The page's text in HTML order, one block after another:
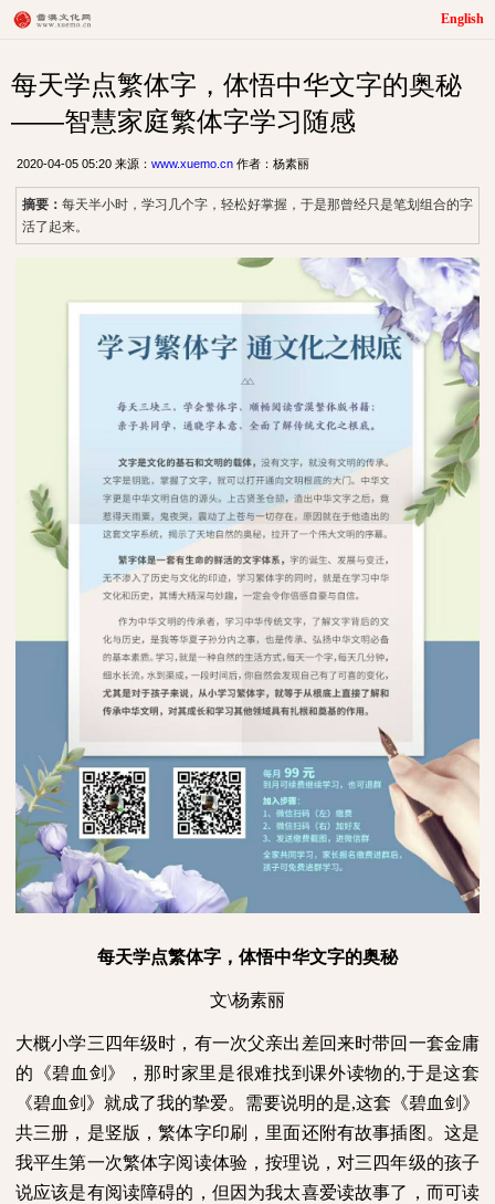
English
每天学点繁体字，体悟中华文字的奥秘
——智慧家庭繁体字学习随感
2020-04-05 05:20 来源： www.xuemo.cn 作者：杨素丽
摘要： 每天半小时，学习几个字，轻松好掌握，于是那曾经只是笔划组合的字
活了起来。
每天学点繁体字，体悟中华文字的奥秘
文\杨素丽
大概小学三四年级时，有一次父亲出差回来时带回一套金庸
的《碧血剑》，那时家里是很难找到课外读物的,于是这套
《碧血剑》就成了我的挚爱。需要说明的是,这套《碧血剑》
共三册，是竖版，繁体字印刷，里面还附有故事插图。这是
我平生第一次繁体字阅读体验，按理说，对三四年级的孩子
说应该是有阅读障碍的，但因为我太喜爱读故事了，而可读